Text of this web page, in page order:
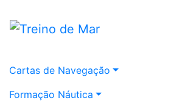
Cartas de Navegação
Formação Náutica